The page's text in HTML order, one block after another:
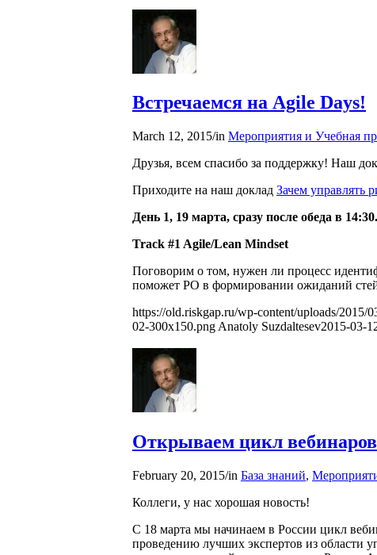
Встречаемся на Agile Days!
March 12, 2015/in Мероприятия и Учебная
Друзья, всем спасибо за поддержку! Наш
Приходите на наш доклад Зачем управлять
День 1, 19 марта, сразу после обеда в 14:30.
Track #1 Agile/Lean Mindset
Поговорим о том, нужен ли процесс
поможет PO в формировании ожиданий
https://old.riskgap.ru/wp-content/uploads/2015/
02-300x150.png Anatoly Suzdaltesev2015-03-
Открываем цикл
February 20, 2015/in База знаний,
Коллеги, у нас хорошая новость!
С 18 марта мы начинаем в России цикл
проведению лучших экспертов из области